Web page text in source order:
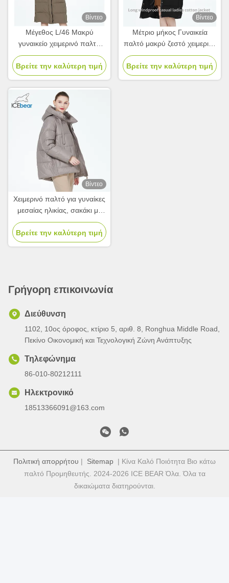
Βίντεο
Μέγεθος L/46 Μακρύ
γυναικείο χειμερινό παλτό
Μακρύ παλτό γυναίκες 65cm
μήκος μανίκου
Βρείτε την καλύτερη τιμή
Βίντεο
Μέτριο μήκος Γυναικεία
παλτό μακρύ ζεστό χειμερινό
μπουφάν μέγεθος L μέγεθος
46
Βρείτε την καλύτερη τιμή
Βίντεο
Χειμερινό παλτό για γυναίκες
μεσαίας ηλικίας, σακάκι με
σκούρες τσέπες φερμουάρ
Βρείτε την καλύτερη τιμή
Γρήγορη επικοινωνία
Διεύθυνση
1102, 10ος όροφος, κτίριο 5, αριθ. 8, Ronghua Middle Road,
Πεκίνο Οικονομική και Τεχνολογική Ζώνη Ανάπτυξης
Τηλεφώνημα
86-010-80212111
Ηλεκτρονικό
18513366091@163.com
Πολιτική απορρήτου | Sitemap | Κίνα Καλό Ποιότητα Βιο κάτω
παλτό Προμηθευτής. 2024-2026 ICE BEAR Όλα. Όλα τα
δικαιώματα διατηρούνται.